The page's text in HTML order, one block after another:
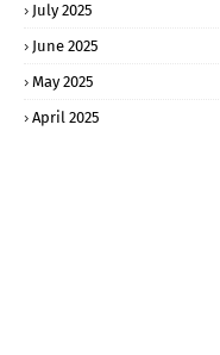
July 2025
June 2025
May 2025
April 2025